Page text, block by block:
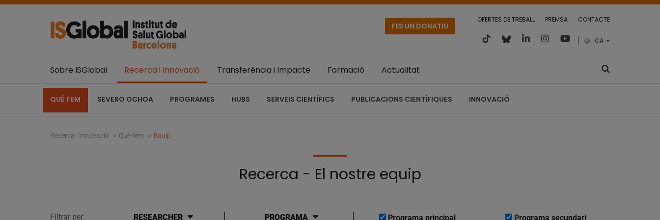
OFERTES DE TREBALL PREMSA CONTACTE
CA
FES UN DONATIU
Sobre ISGlobal Recerca i Innovació
QUÈ FEM SEVERO OCHOA PROGRAMES HUBS SERVEIS CIENTÍFICS PUBLICACIONS CIENTÍFIQUES INNOVACIÓ
Transferència i Impacte Formació Actualitat
Recerca i Innovació Què fem Equip
Recerca - El nostre equip
Filtrar per: RESEARCHER PROGRAMA Programa principal Programa secundari